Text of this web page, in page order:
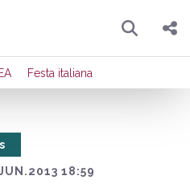
Pesquisar
Compartilhar
Festa italiana
18:59